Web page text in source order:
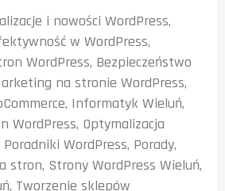
i nowości WordPress,
w WordPress,
WordPress, Bezpieczeństwo
na stronie WordPress,
, Informatyk Wieluń,
WordPress, Optymalizacja
Poradniki WordPress, Porady,
stron, Strony WordPress Wieluń,
, Tworzenie sklepów